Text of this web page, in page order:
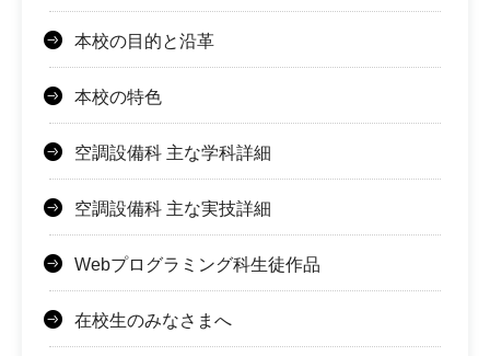
本校の目的と沿革
本校の特色
空調設備科 主な学科詳細
空調設備科 主な実技詳細
Webプログラミング科生徒作品
在校生のみなさまへ